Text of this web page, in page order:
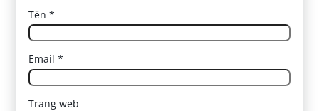
Tên*
Email*
Trang web